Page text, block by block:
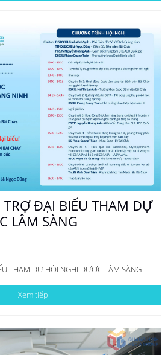
ĐẠI BIỂU THAM DỰ
LÂM SÀNG
THAM DỰ HỘI NGHỊ DƯỢC LÂM SÀNG
Xem tiếp